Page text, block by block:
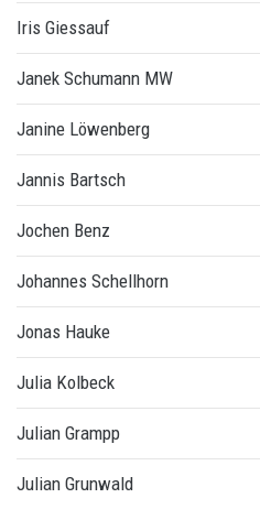
Iris Giessauf
Janek Schumann MW
Janine Löwenberg
Jannis Bartsch
Jochen Benz
Johannes Schellhorn
Jonas Hauke
Julia Kolbeck
Julian Grampp
Julian Grunwald